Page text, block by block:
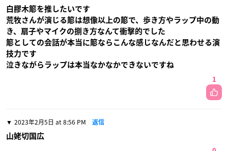
白膠木簓を推したいです
荒牧さんが演じる簓は想像以上の簓で、歩き方やラップ中の動
き、扇子やマイクの捌き方なんて衝撃的でした
簓としての会話が本当に簓ならこんな感じなんだと思わせる演
技力です
泣きながらラップは本当なかなかできないですね
1
2023年2月5日 at 8:56 PM 返信
山姥切国広